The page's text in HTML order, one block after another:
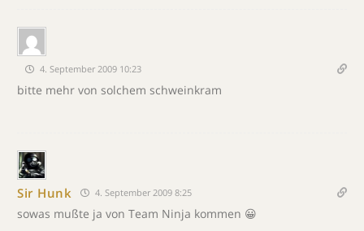
4. September 2009 10:23
bitte mehr von solchem schweinkram
Sir Hunk 4. September 2009 8:25
sowas mußte ja von Team Ninja kommen 😀